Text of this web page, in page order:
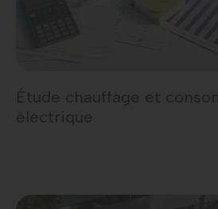
Étude chauffage et
électrique